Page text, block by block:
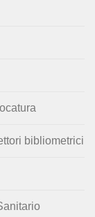
bibliometrici